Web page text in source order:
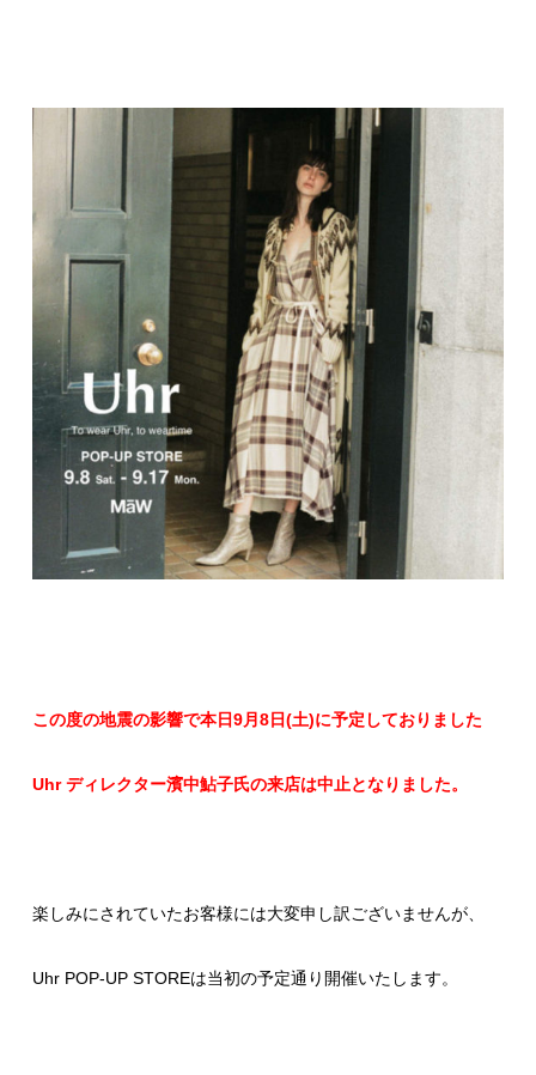
この度の地震の影響で本日9月8日(土)に予定しておりました
Uhr ディレクター濱中鮎子氏の来店は中止となりました。
楽しみにされていたお客様には大変申し訳ございませんが、
Uhr POP-UP STOREは当初の予定通り開催いたします。